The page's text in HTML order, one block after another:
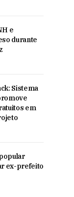
e
durante
Sistema
em
ex-prefeito